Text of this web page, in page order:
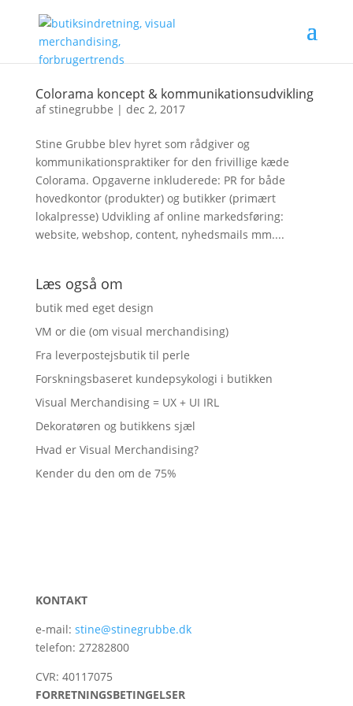
Colorama koncept & kommunikationsudvikling
afstinegrubbe | dec 2, 2017
Stine Grubbe blev hyret som rådgiver og
kommunikationspraktiker for den frivillige kæde
Colorama. Opgaverne inkluderede: PR for både
hovedkontor (produkter) og butikker (primært
lokalpresse) Udvikling af online markedsføring:
website, webshop, content, nyhedsmails mm....
Læs også om
butik med eget design
VM or die (om visual merchandising)
Fra leverpostejsbutik til perle
Forskningsbaseret kundepsykologi i butikken
Visual Merchandising = UX + UI IRL
Dekoratøren og butikkens sjæl
Hvad er Visual Merchandising?
Kender du den om de 75%
KONTAKT
e-mail: stine@stinegrubbe.dk
telefon: 27282800
CVR: 40117075
FORRETNINGSBETINGELSER